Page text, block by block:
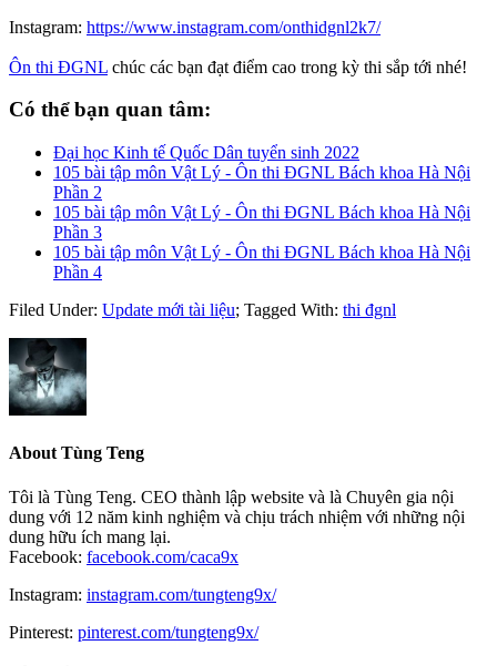
Instagram: https://www.instagram.com/onthidgnl2k7/
Ôn thi ĐGNL chúc các bạn đạt điểm cao trong kỳ thi sắp tới nhé!
Có thể bạn quan tâm:
Đại học Kinh tế Quốc Dân tuyển sinh 2022
105 bài tập môn Vật Lý - Ôn thi ĐGNL Bách khoa Hà Nội
Phần 2
105 bài tập môn Vật Lý - Ôn thi ĐGNL Bách khoa Hà Nội
Phần 3
105 bài tập môn Vật Lý - Ôn thi ĐGNL Bách khoa Hà Nội
Phần 4
Filed Under: Update mới tài liệu; Tagged With: thi đgnl
About Tùng Teng
Tôi là Tùng Teng. CEO thành lập website và là Chuyên gia nội
dung với 12 năm kinh nghiệm và chịu trách nhiệm với những nội
dung hữu ích mang lại.
Facebook: facebook.com/caca9x
Instagram: instagram.com/tungteng9x/
Pinterest: pinterest.com/tungteng9x/